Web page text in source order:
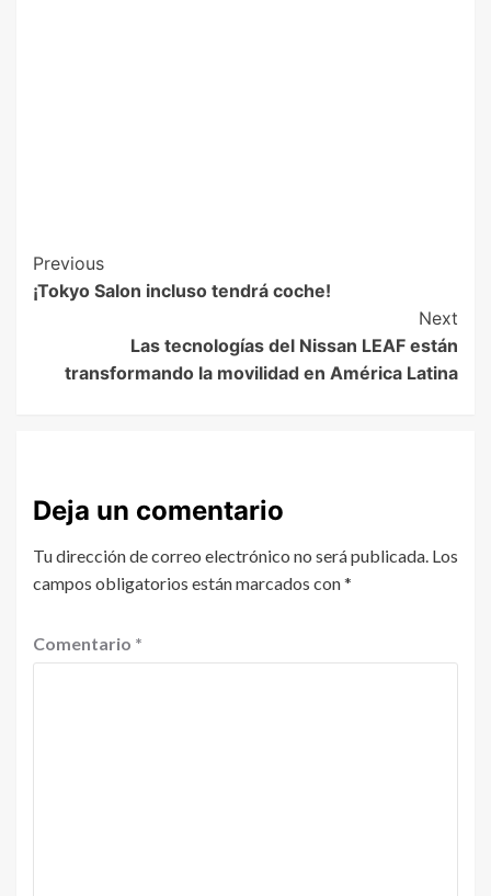
Previous
¡Tokyo Salon incluso tendrá coche!
Next
Las tecnologías del Nissan LEAF están
transformando la movilidad en América Latina
Deja un comentario
Tu dirección de correo electrónico no será publicada. Los
campos obligatorios están marcados con*
Comentario *